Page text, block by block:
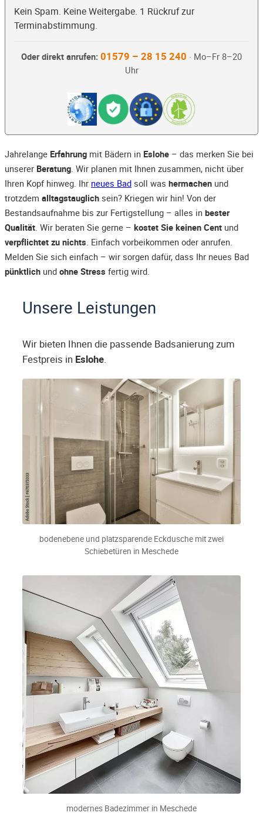
Kein Spam. Keine Weitergabe. 1 Rückruf zur
Terminabstimmung.
Oder direkt anrufen: 01579 – 28 15 240 · Mo–Fr 8–20
Uhr
Jahrelange Erfahrung mit Bädern in Eslohe – das merken Sie bei
unserer Beratung. Wir planen mit Ihnen zusammen, nicht über
Ihren Kopf hinweg. Ihr neues Bad soll was hermachen und
trotzdem alltagstauglich sein? Kriegen wir hin! Von der
Bestandsaufnahme bis zur Fertigstellung – alles in bester
Qualität. Wir beraten Sie gerne – kostet Sie keinen Cent und
verpflichtet zu nichts. Einfach vorbeikommen oder anrufen.
Melden Sie sich einfach – wir sorgen dafür, dass Ihr neues Bad
pünktlich und ohne Stress fertig wird.
Unsere Leistungen
Wir bieten Ihnen die passende Badsanierung zum
Festpreis in Eslohe.
bodenebene und platzsparende Eckdusche mit zwei
Schiebetüren in Meschede
modernes Badezimmer in Meschede